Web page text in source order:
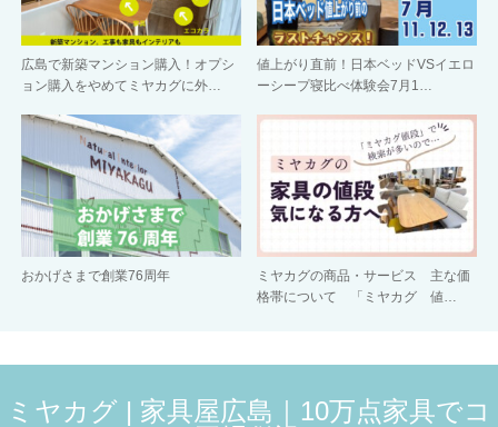
広島で新築マンション購入！オプシ
ョン購入をやめてミヤカグに外…
値上がり直前！日本ベッドVSイエロ
ーシープ寝比べ体験会7月1…
おかげさまで創業76周年
ミヤカグの商品・サービス 主な価
格帯について 「ミヤカグ 値…
ミヤカグ | 家具屋広島｜10万点家具でコ